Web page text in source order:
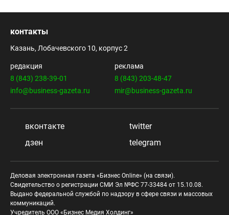
контакты
Казань, Лобачевского 10, корпус 2
редакция
8 (843) 238-39-01
info@business-gazeta.ru
реклама
8 (843) 203-48-47
mir@business-gazeta.ru
вконтакте
twitter
дзен
telegram
Деловая электронная газета «Бизнес Online» (на связи).
Свидетельство о регистрации СМИ Эл №ФС 77-33484 от 15.10.08.
Выдано федеральной службой по надзору в сфере связи и массовых
коммуникаций.
Учредитель ООО «Бизнес Медия Холдинг»